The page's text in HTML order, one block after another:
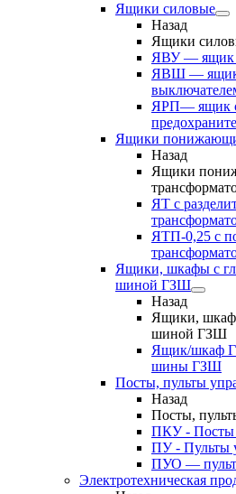
Ящики силовые
Назад
Ящики
ЯВУ — ящик
ЯВШ — ящик
ЯРП— ящик
Ящики
Назад
Ящики
ЯТ с
ЯТП-0,25 с
Ящики, шкафы с
шиной ГЗШ
Назад
Ящики,
шиной ГЗШ
Ящик/шкаф
шины ГЗШ
Посты, пульты
Назад
Посты,
ПКУ - Посты
ПУ - Пульты
ПУО — пульт
Электротехническая